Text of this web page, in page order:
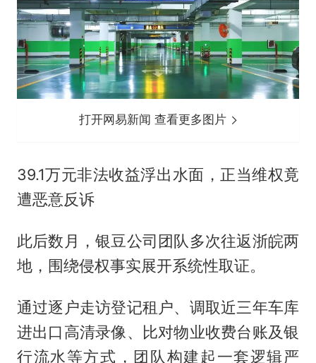
打开网易新闻 查看更多图片
39.1万元非法收益浮出水面，正当维权竟
遭恶意反诉
此后数月，银豆公司团队多次往返浙皖两
地，围绕侵权事实展开系统性取证。
通过逐户走访登记租户、调取近三年车库
进出口高清录像、比对物业收费台账及银
行流水等方式，团队构建起一套逻辑严